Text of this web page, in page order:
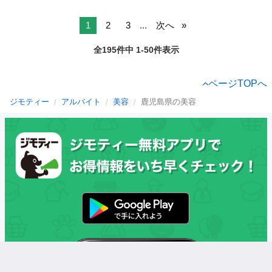
1 2 3 ... 次へ
全195件中 1-50件表示
ページTOPへ
ジモティー アルバイト 美容 鹿児島県の美容